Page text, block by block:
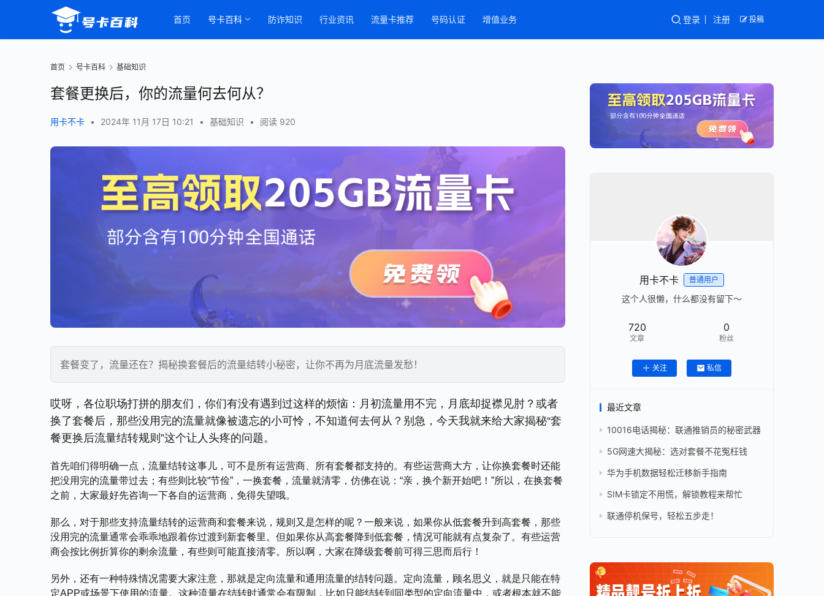
首页 号卡百科 防诈知识 行业资讯 流量卡推荐 号码认证 增值业务 登录 注册 投稿
首页 号卡百科 基础知识
套餐更换后，你的流量何去何从？
用卡不卡 • 2024年 11月 17日 10:21 • 基础知识 • 阅读 920
套餐变了，流量还在？揭秘换套餐后的流量结转小秘密，让你不再为月底流量发愁！
哎呀，各位职场打拼的朋友们，你们有没有遇到过这样的烦恼：月初流量用不完，月底却捉襟见肘？或者
换了套餐后，那些没用完的流量就像被遗忘的小可怜，不知道何去何从？别急，今天我就来给大家揭秘“套
餐更换后流量结转规则”这个让人头疼的问题。
首先咱们得明确一点，流量结转这事儿，可不是所有运营商、所有套餐都支持的。有些运营商大方，让你换套餐时还能
把没用完的流量带过去；有些则比较“节俭”，一换套餐，流量就清零，仿佛在说：“亲，换个新开始吧！”所以，在换套餐
之前，大家最好先咨询一下各自的运营商，免得失望哦。
那么，对于那些支持流量结转的运营商和套餐来说，规则又是怎样的呢？一般来说，如果你从低套餐升到高套餐，那些
没用完的流量通常会乖乖地跟着你过渡到新套餐里。但如果你从高套餐降到低套餐，情况可能就有点复杂了。有些运营
商会按比例折算你的剩余流量，有些则可能直接清零。所以啊，大家在降级套餐前可得三思而后行！
另外，还有一种特殊情况需要大家注意，那就是定向流量和通用流量的结转问题。定向流量，顾名思义，就是只能在特
定APP或场景下使用的流量。这种流量在结转时通常会有限制，比如只能结转到同类型的定向流量中，或者根本就不能
用卡不卡 普通用户
这个人很懒，什么都没有留下～
720
文章
0
粉丝
关注 私信
最近文章
10016电话揭秘：联通推销员的秘密武器
5G网速大揭秘：选对套餐不花冤枉钱
华为手机数据轻松迁移新手指南
SIM卡锁定不用慌，解锁教程来帮忙
联通停机保号，轻松五步走！